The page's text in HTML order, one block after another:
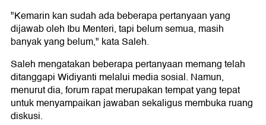
"Kemarin kan sudah ada beberapa pertanyaan yang
dijawab oleh Ibu Menteri, tapi belum semua, masih
banyak yang belum," kata Saleh.
Saleh mengatakan beberapa pertanyaan memang telah
ditanggapi Widiyanti melalui media sosial. Namun,
menurut dia, forum rapat merupakan tempat yang tepat
untuk menyampaikan jawaban sekaligus membuka ruang
diskusi.